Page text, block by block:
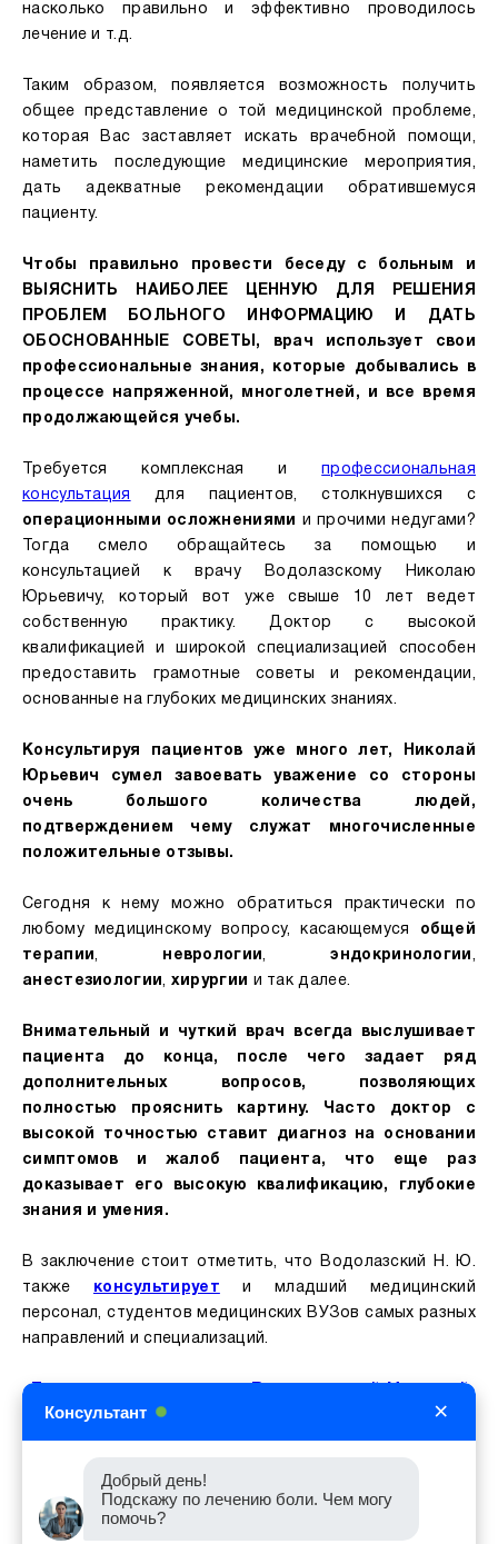
насколько правильно и эффективно проводилось
лечение и т.д.
Таким образом, появляется возможность получить
общее представление о той медицинской проблеме,
которая Вас заставляет искать врачебной помощи,
наметить последующие медицинские мероприятия,
дать адекватные рекомендации обратившемуся
пациенту.
Чтобы правильно провести беседу с больным и
ВЫЯСНИТЬ НАИБОЛЕЕ ЦЕННУЮ ДЛЯ РЕШЕНИЯ
ПРОБЛЕМ БОЛЬНОГО ИНФОРМАЦИЮ И ДАТЬ
ОБОСНОВАННЫЕ СОВЕТЫ, врач использует свои
профессиональные знания, которые добывались в
процессе напряженной, многолетней, и все время
продолжающейся учебы.
Требуется комплексная ипрофессиональная
консультация
для пациентов, столкнувшихся с
операционными осложнениями и прочими недугами?
Тогда смело обращайтесь за помощью и
консультацией к врачу Водолазскому Николаю
Юрьевичу, который вот уже свыше 10 лет ведет
собственную практику. Доктор с высокой
квалификацией и широкой специализацией способен
предоставить грамотные советы и рекомендации,
основанные на глубоких медицинских знаниях.
Консультируя пациентов уже много лет, Николай
Юрьевич сумел завоевать уважение со стороны
очень большого количества людей,
подтверждением чему служат многочисленные
положительные отзывы.
Сегодня к нему можно обратиться практически по
любому медицинскому вопросу, касающемуся
общей
терапии, неврологии,эндокринологии,
анестезиологии, хирургии и так далее.
Внимательный и чуткий врач всегда выслушивает
пациента до конца, после чего задает ряд
дополнительных вопросов, позволяющих
полностью прояснить картину. Часто доктор с
высокой точностью ставит диагноз на основании
симптомов и жалоб пациента, что еще раз
доказывает его высокую квалификацию, глубокие
знания и умения.
В заключение стоит отметить, что Водолазский Н. Ю.
также консультирует и младший медицинский
персонал, студентов медицинских ВУЗов самых разных
направлений и специализаций.
Доктор анестезиолог Водолазский Николай
Получить консультацию врача
Соединить Вас прямо сейчас с сотрудником
Консультант ×
Добрый день!
Подскажу по лечению боли. Чем могу
помочь?